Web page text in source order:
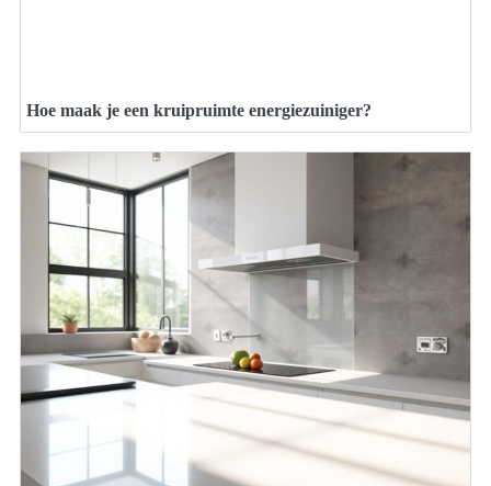
Hoe maak je een kruipruimte energiezuiniger?